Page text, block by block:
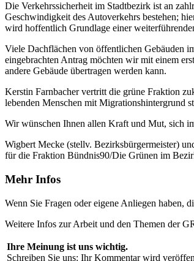
Die Verkehrssicherheit im Stadtbezirk ist an
Geschwindigkeit des Autoverkehrs bestehen;
wird hoffentlich Grundlage einer
Viele Dachflächen von öffentlichen Gebäuden
eingebrachten Antrag möchten wir mit einem
andere Gebäude übertragen werden kann.
Kerstin Farnbacher vertritt die grüne Fraktion
lebenden Menschen mit Migrationshintergrund
Wir wünschen Ihnen allen Kraft und Mut, sich
Wigbert Mecke (stellv. Bezirksbürgermeister)
für die Fraktion Bündnis90/Die Grünen im
Mehr Infos
Wenn Sie Fragen oder eigene Anliegen haben,
Weitere Infos zur Arbeit und den Themen der
Ihre Meinung ist uns wichtig.
Schreiben Sie uns: Ihr Kommentar wird